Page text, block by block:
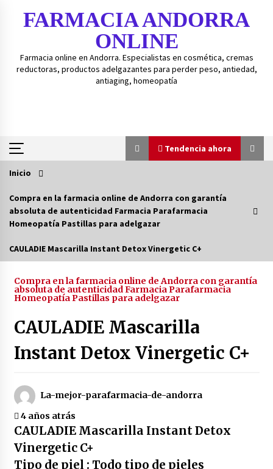
FARMACIA ANDORRA
ONLINE
Farmacia online en Andorra. Especialistas en cosmética, cremas
reductoras, productos adelgazantes para perder peso, antiedad,
antiaging, homeopatía
Tendencia ahora
Tendencia ahora
medicamentos homeopáticos BOIRON.
4 años atrás
Enjuague bucal rojo de botot | 250 ml
4 años atrás
4 años atrás
Inicio
Compra en la farmacia online de Andorra con garantía
absoluta de autenticidad Farmacia Parafarmacia
Homeopatía Pastillas para adelgazar
CAULADIE Mascarilla Instant Detox Vinergetic C+
Compra en la farmacia online de Andorra con garantía
absoluta de autenticidad Farmacia Parafarmacia
Homeopatía Pastillas para adelgazar
CAULADIE Mascarilla
Instant Detox Vinergetic C+
La-mejor-parafarmacia-de-andorra
4 años atrás
CAULADIE Mascarilla Instant Detox
Vinergetic C+
Tipo de piel : Todo tipo de pieles